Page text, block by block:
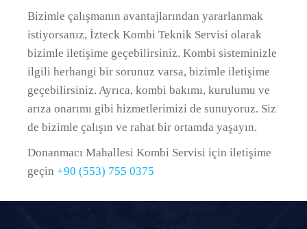
Bizimle çalışmanın avantajlarından yararlanmak
istiyorsanız, İzteck Kombi Teknik Servisi olarak
bizimle iletişime geçebilirsiniz. Kombi sisteminizle
ilgili herhangi bir sorunuz varsa, bizimle iletişime
geçebilirsiniz. Ayrıca, kombi bakımı, kurulumu ve
arıza onarımı gibi hizmetlerimizi de sunuyoruz. Siz
de bizimle çalışın ve rahat bir ortamda yaşayın.
Donanmacı Mahallesi Kombi Servisi için iletişime
geçin+90 (553) 755 0375